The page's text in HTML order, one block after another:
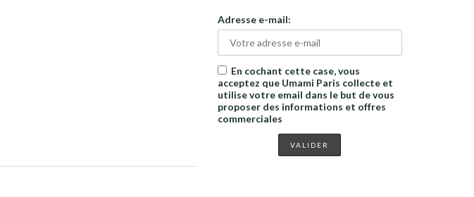
Adresse e-mail:
En cochant cette case, vous
acceptez que Umami Paris collecte et
utilise votre email dans le but de vous
proposer des informations et offres
commerciales